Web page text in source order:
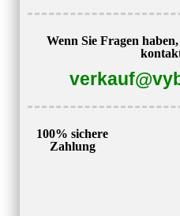
Wenn Sie Fragen
100% sichere
Zahlung